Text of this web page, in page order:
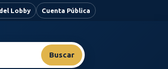
Lobby Cuenta Pública
Buscar